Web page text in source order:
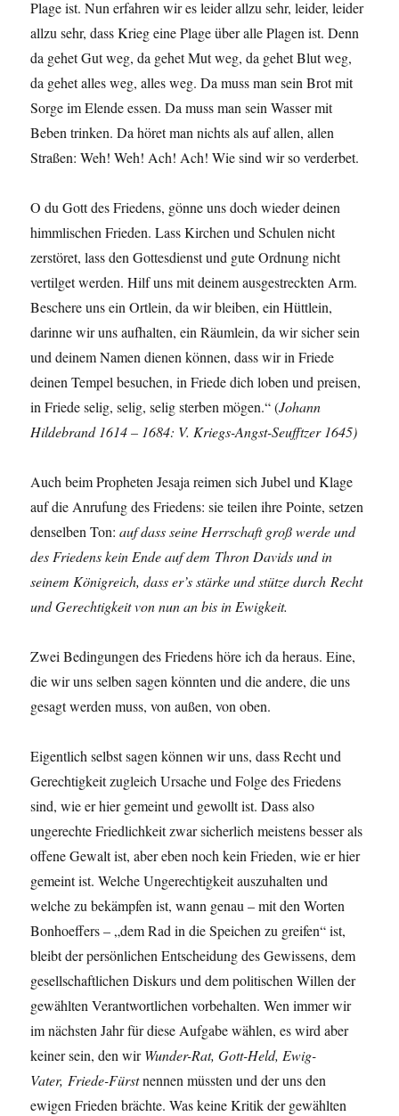
Plage ist. Nun erfahren wir es leider allzu sehr, leider, leider
allzu sehr, dass Krieg eine Plage über alle Plagen ist. Denn
da gehet Gut weg, da gehet Mut weg, da gehet Blut weg,
da gehet alles weg, alles weg. Da muss man sein Brot mit
Sorge im Elende essen. Da muss man sein Wasser mit
Beben trinken. Da höret man nichts als auf allen, allen
Straßen: Weh! Weh! Ach! Ach! Wie sind wir so verderbet.
O du Gott des Friedens, gönne uns doch wieder deinen
himmlischen Frieden. Lass Kirchen und Schulen nicht
zerstöret, lass den Gottesdienst und gute Ordnung nicht
vertilget werden. Hilf uns mit deinem ausgestreckten Arm.
Beschere uns ein Ortlein, da wir bleiben, ein Hüttlein,
darinne wir uns aufhalten, ein Räumlein, da wir sicher sein
und deinem Namen dienen können, dass wir in Friede
deinen Tempel besuchen, in Friede dich loben und preisen,
in Friede selig, selig, selig sterben mögen.“ (Johann
Hildebrand 1614 – 1684: V. Kriegs-Angst-Seufftzer 1645)
Auch beim Propheten Jesaja reimen sich Jubel und Klage
auf die Anrufung des Friedens: sie teilen ihre Pointe, setzen
denselben Ton:auf dass seine Herrschaft groß werde und
des Friedens kein Ende auf dem Thron Davids und in
seinem Königreich, dass er’s stärke und stütze durch Recht
und Gerechtigkeit von nun an bis in Ewigkeit.
Zwei Bedingungen des Friedens höre ich da heraus. Eine,
die wir uns selben sagen könnten und die andere, die uns
gesagt werden muss, von außen, von oben.
Eigentlich selbst sagen können wir uns, dass Recht und
Gerechtigkeit zugleich Ursache und Folge des Friedens
sind, wie er hier gemeint und gewollt ist. Dass also
ungerechte Friedlichkeit zwar sicherlich meistens besser als
offene Gewalt ist, aber eben noch kein Frieden, wie er hier
gemeint ist. Welche Ungerechtigkeit auszuhalten und
welche zu bekämpfen ist, wann genau – mit den Worten
Bonhoeffers – „dem Rad in die Speichen zu greifen“ ist,
bleibt der persönlichen Entscheidung des Gewissens, dem
gesellschaftlichen Diskurs und dem politischen Willen der
gewählten Verantwortlichen vorbehalten. Wen immer wir
im nächsten Jahr für diese Aufgabe wählen, es wird aber
keiner sein, den wirWunder-Rat, Gott-Held, Ewig-
Vater, Friede-Fürstnennen müssten und der uns den
ewigen Frieden brächte. Was keine Kritik der gewählten